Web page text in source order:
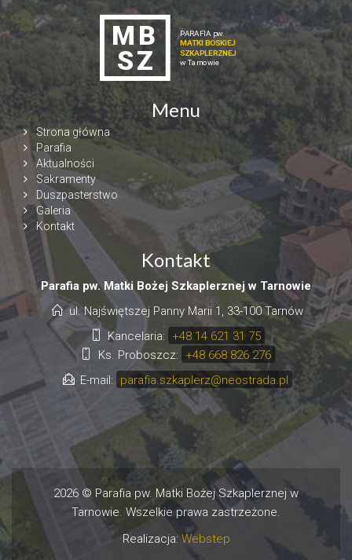
Menu
Strona główna
Parafia
Aktualności
Sakramenty
Duszpasterstwo
Galeria
Kontakt
Kontakt
Parafia pw. Matki Bożej Szkaplerznej w Tarnowie
ul. Najświętszej Panny Marii 1, 33-100 Tarnów
Kancelaria:
+48 14 621 31 75
Ks. Proboszcz:
+48 668 826 276
E-mail:
parafia.szkaplerz@neostrada.pl
2026 © Parafia pw. Matki Bożej Szkaplerznej w
Tarnowie. Wszelkie prawa zastrzeżone.
Realizacja:Webstep